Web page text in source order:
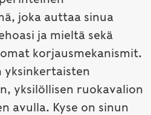
joka auttaa sinua
ja mieltä sekä
korjausmekanismit.
yksinkertaisten
yksilöllisen ruokavalion
avulla. Kyse on sinun